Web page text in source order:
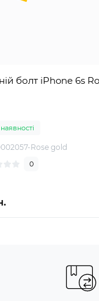
болт iPhone 6s
Rose gold
0